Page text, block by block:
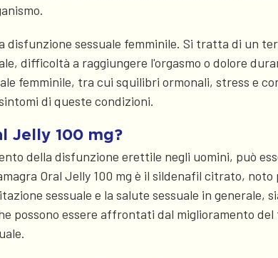
disfunzione sessuale femminile. Si tratta di un
difficoltà a raggiungere l'orgasmo o dolore
femminile, tra cui squilibri ormonali, stress e
di queste condizioni.
Jelly 100 mg?
della disfunzione erettile negli uomini, può
Oral Jelly 100 mg è il sildenafil citrato,
sessuale e la salute sessuale in generale,
possono essere affrontati dal miglioramento